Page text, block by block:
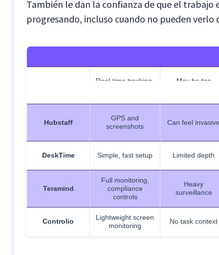
También le dan la confianza de que el trabajo
progresando, incluso cuando no pueden verlo
Real-time tracking,
May be too
Hubstaff
GPS and
screenshots
Can feel
DeskTime Simple, fast setup Limited depth
Teramind
Full monitoring,
compliance
controls
Heavy
surveillance
Controlio
Lightweight screen
monitoring
No task context